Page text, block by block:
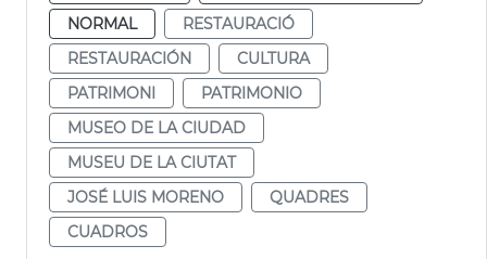
NORMAL
RESTAURACIÓ
RESTAURACIÓN
CULTURA
PATRIMONI
PATRIMONIO
MUSEO DE LA CIUDAD
MUSEU DE LA CIUTAT
JOSÉ LUIS MORENO
QUADRES
CUADROS